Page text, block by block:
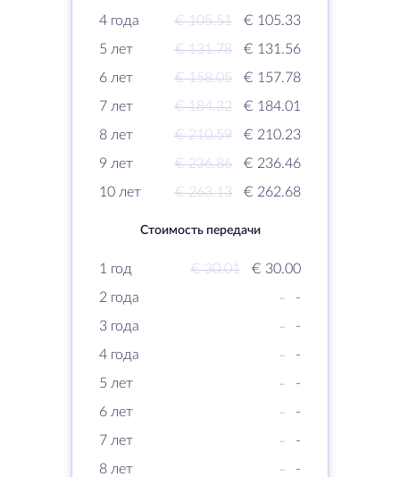
4 года
€ 105.51
€ 105.33
5 лет
€ 131.78
€ 131.56
6 лет
€ 158.05
€ 157.78
7 лет
€ 184.32
€ 184.01
8 лет
€ 210.59
€ 210.23
9 лет
€ 236.86
€ 236.46
10 лет
€ 263.13 € 262.68
Стоимость передачи
1 год € 30.01
€ 30.00
2 года
-
-
3 года
-
-
4 года
-
-
5 лет
-
-
6 лет
-
-
7 лет
-
-
8 лет
-
-